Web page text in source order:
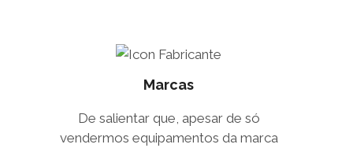
Marcas
De salientar que, apesar de só
vendermos equipamentos da marca